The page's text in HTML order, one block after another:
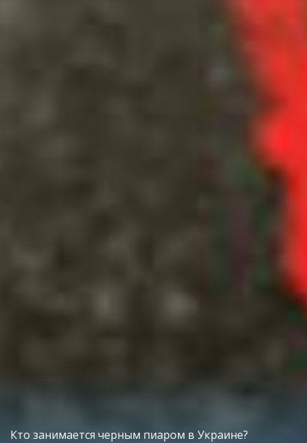
Кто занимается черным пиаром в Украине?